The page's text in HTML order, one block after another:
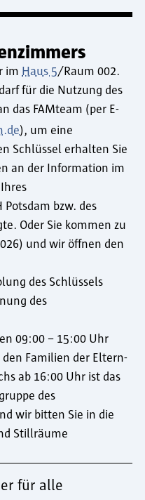
im Haus 5/Raum 002.
für die Nutzung des
das FAMteam (per E-
), um eine
Schlüssel erhalten Sie
an der Information im
Potsdam bzw. des
Oder Sie kommen zu
und wir öffnen den
des Schlüssels
des
09:00 – 15:00 Uhr
Familien der Eltern-
ab 16:00 Uhr ist das
des
wir bitten Sie in die
Stillräume
für alle